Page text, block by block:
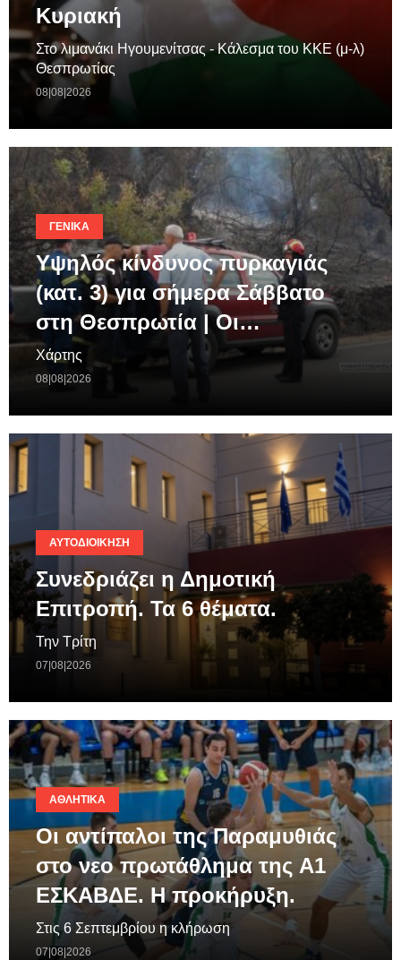
Κυριακή
Στο λιμανάκι Ηγουμενίτσας - Κάλεσμα του ΚΚΕ (μ-λ)
Θεσπρωτίας
08|08|2026
ΓΕΝΙΚΆ
Υψηλός κίνδυνος πυρκαγιάς
(κατ. 3) για σήμερα Σάββατο
στη Θεσπρωτία | Οι…
Χάρτης
08|08|2026
ΑΥΤΟΔΙΟΊΚΗΣΗ
Συνεδριάζει η Δημοτική
Επιτροπή. Τα 6 θέματα.
Την Τρίτη
07|08|2026
ΑΘΛΗΤΙΚΆ
Οι αντίπαλοι της Παραμυθιάς
στο νεο πρωτάθλημα της A1
ΕΣΚΑΒΔΕ. Η προκήρυξη.
Στις 6 Σεπτεμβρίου η κλήρωση
07|08|2026